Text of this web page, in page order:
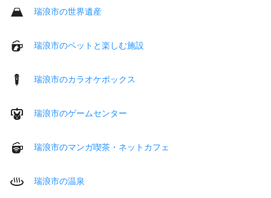
瑞浪市の世界遺産
瑞浪市のペットと楽しむ施設
瑞浪市のカラオケボックス
瑞浪市のゲームセンター
瑞浪市のマンガ喫茶・ネットカフェ
瑞浪市の温泉